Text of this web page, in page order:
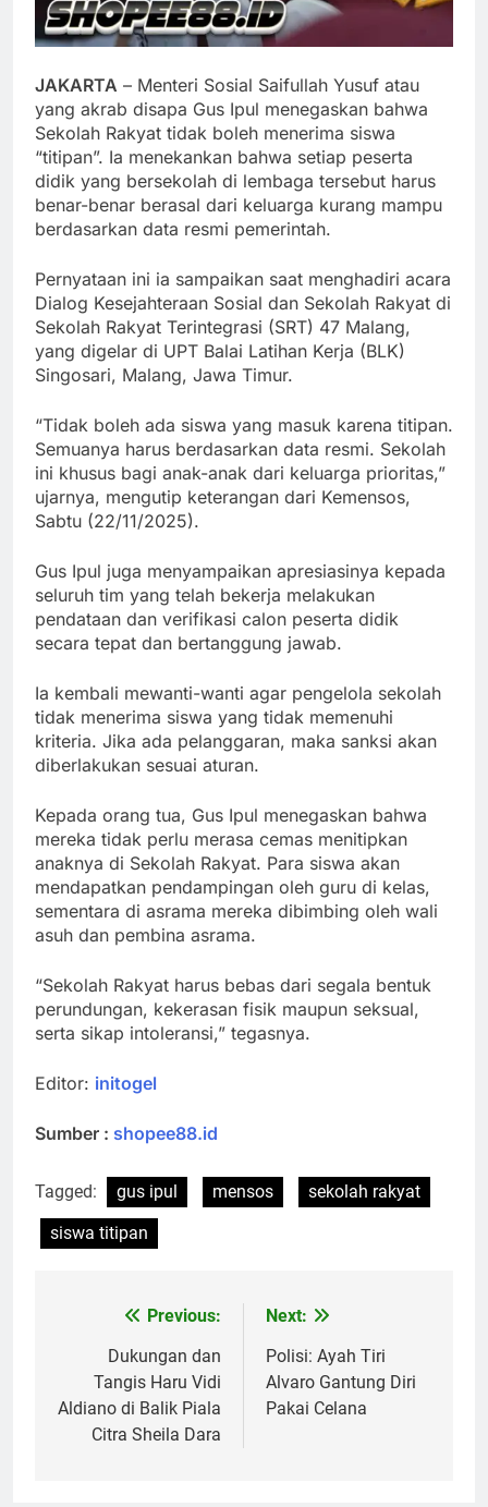
JAKARTA – Menteri Sosial Saifullah Yusuf atau
yang akrab disapa Gus Ipul menegaskan bahwa
Sekolah Rakyat tidak boleh menerima siswa
“titipan”. Ia menekankan bahwa setiap peserta
didik yang bersekolah di lembaga tersebut harus
benar-benar berasal dari keluarga kurang mampu
berdasarkan data resmi pemerintah.
Pernyataan ini ia sampaikan saat menghadiri acara
Dialog Kesejahteraan Sosial dan Sekolah Rakyat di
Sekolah Rakyat Terintegrasi (SRT) 47 Malang,
yang digelar di UPT Balai Latihan Kerja (BLK)
Singosari, Malang, Jawa Timur.
“Tidak boleh ada siswa yang masuk karena titipan.
Semuanya harus berdasarkan data resmi. Sekolah
ini khusus bagi anak-anak dari keluarga prioritas,”
ujarnya, mengutip keterangan dari Kemensos,
Sabtu (22/11/2025).
Gus Ipul juga menyampaikan apresiasinya kepada
seluruh tim yang telah bekerja melakukan
pendataan dan verifikasi calon peserta didik
secara tepat dan bertanggung jawab.
Ia kembali mewanti-wanti agar pengelola sekolah
tidak menerima siswa yang tidak memenuhi
kriteria. Jika ada pelanggaran, maka sanksi akan
diberlakukan sesuai aturan.
Kepada orang tua, Gus Ipul menegaskan bahwa
mereka tidak perlu merasa cemas menitipkan
anaknya di Sekolah Rakyat. Para siswa akan
mendapatkan pendampingan oleh guru di kelas,
sementara di asrama mereka dibimbing oleh wali
asuh dan pembina asrama.
“Sekolah Rakyat harus bebas dari segala bentuk
perundungan, kekerasan fisik maupun seksual,
serta sikap intoleransi,” tegasnya.
Editor: initogel
Sumber : shopee88.id
Tagged: gus ipul mensos
sekolah rakyat
siswa titipan
navigation
Previous:
Dukungan dan
Tangis Haru Vidi
Aldiano di Balik Piala
Citra Sheila Dara
Next:
Polisi: Ayah Tiri
Alvaro Gantung Diri
Pakai Celana